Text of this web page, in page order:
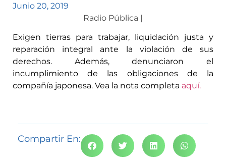
Junio 20, 2019
Radio Pública |
Exigen tierras para trabajar, liquidación justa y
reparación integral ante la violación de sus
derechos. Además, denunciaron el
incumplimiento de las obligaciones de la
compañía japonesa. Vea la nota completa aquí.
Compartir En: